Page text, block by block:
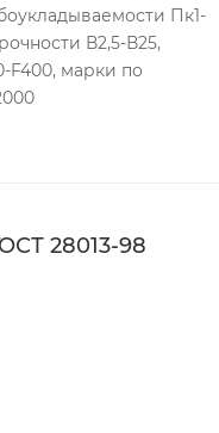
Пк1-
В2,5-В25,
F400, марки по
28013-98